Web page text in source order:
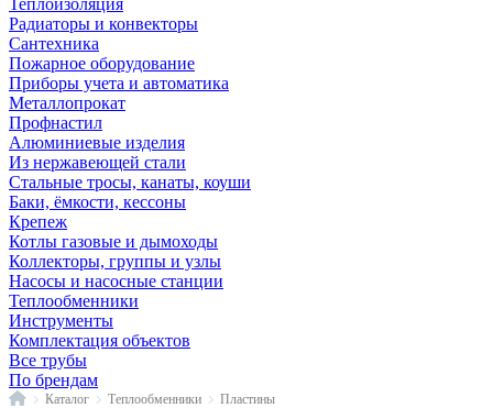
Теплоизоляция
Радиаторы и конвекторы
Сантехника
Пожарное оборудование
Приборы учета и автоматика
Металлопрокат
Профнастил
Алюминиевые изделия
Из нержавеющей стали
Стальные тросы, канаты, коуши
Баки, ёмкости, кессоны
Крепеж
Котлы газовые и дымоходы
Коллекторы, группы и узлы
Насосы и насосные станции
Теплообменники
Инструменты
Комплектация объектов
Все трубы
По брендам
ГлавнаяКаталог Теплообменники Пластины